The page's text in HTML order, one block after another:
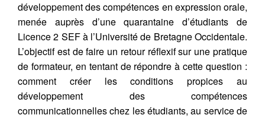
développement des compétences en expression orale,
menée auprès d’une quarantaine d’étudiants de
Licence 2 SEF à l’Université de Bretagne Occidentale.
L’objectif est de faire un retour réflexif sur une pratique
de formateur, en tentant de répondre à cette question :
comment créer les conditions propices au
développement des compétences
communicationnelles chez les étudiants, au service de